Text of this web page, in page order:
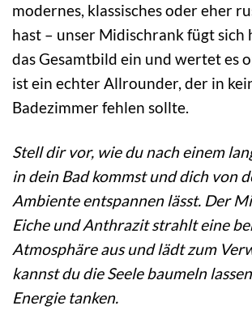
modernes, klassisches oder eher
hast – unser Midischrank fügt sich
das Gesamtbild ein und wertet es
ist ein echter Allrounder, der in
Badezimmer fehlen sollte.
Stell dir vor, wie du nach einem
in dein Bad kommst und dich von
Ambiente entspannen lässt. Der
Eiche und Anthrazit strahlt eine
Atmosphäre aus und lädt zum
kannst du die Seele baumeln
Energie tanken.